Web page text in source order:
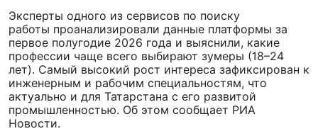
Эксперты одного из сервисов по поиску
работы проанализировали данные платформы за
первое полугодие 2026 года и выяснили, какие
профессии чаще всего выбирают зумеры (18–24
лет). Самый высокий рост интереса зафиксирован к
инженерным и рабочим специальностям, что
актуально и для Татарстана с его развитой
промышленностью. Об этом сообщает РИА
Новости.